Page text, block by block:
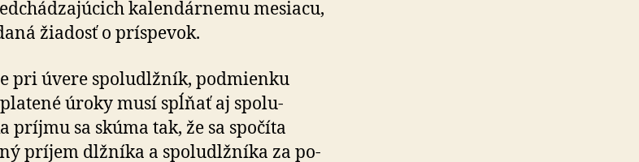
ka­len­dár­nemu mesiacu,
žiadosť o príspevok.
pri úvere spoludlžník, pod­mienku
úroky musí spĺňať aj spolu­
príjmu sa skúma tak, že sa spočíta
príjem dlžníka a spo­lu­dlžníka za po­